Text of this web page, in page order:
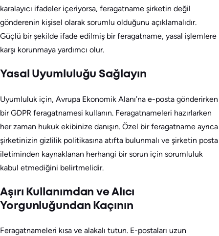
karalayıcı ifadeler içeriyorsa, feragatname şirketin değil
gönderenin kişisel olarak sorumlu olduğunu açıklamalıdır.
Güçlü bir şekilde ifade edilmiş bir feragatname, yasal işlemlere
karşı korunmaya yardımcı olur.
Yasal Uyumluluğu Sağlayın
Uyumluluk için, Avrupa Ekonomik Alanı’na e-posta gönderirken
bir GDPR feragatnamesi kullanın. Feragatnameleri hazırlarken
her zaman hukuk ekibinize danışın. Özel bir feragatname ayrıca
şirketinizin gizlilik politikasına atıfta bulunmalı ve şirketin posta
iletiminden kaynaklanan herhangi bir sorun için sorumluluk
kabul etmediğini belirtmelidir.
Aşırı Kullanımdan ve Alıcı
Yorgunluğundan Kaçının
Feragatnameleri kısa ve alakalı tutun. E-postaları uzun